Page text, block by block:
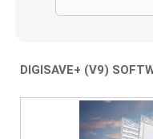
DIGISAVE+ (V9)